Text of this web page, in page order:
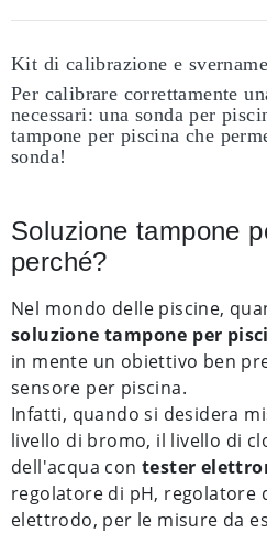
Kit di calibrazione e
Per calibrare correttamente
necessari: una sonda per
tampone per piscina che
sonda!
Soluzione tampone
perché?
Nel mondo delle piscine,
soluzione tampone per
in mente un obiettivo ben
sensore per piscina.
Infatti, quando si desidera
livello di bromo, il livello di
dell'acqua contester
regolatore di pH, regolatore
elettrodo, per le misure da